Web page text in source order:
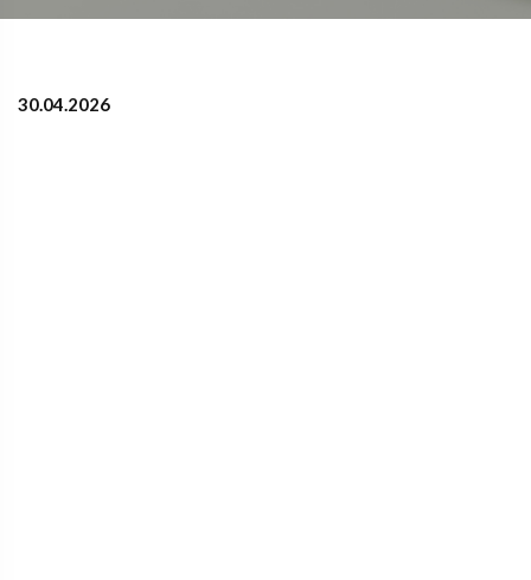
30.04.2026